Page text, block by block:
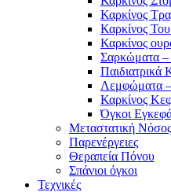
Καρκίνος
Καρκίνος
Καρκίνος
Σαρκώματα –
Λεμφώματα
Καρκίνος
Όγκοι
Μεταστατική Νόσος
Παρενέργειες
Θεραπεία Πόνου
Σπάνιοι όγκοι
Τεχνικές